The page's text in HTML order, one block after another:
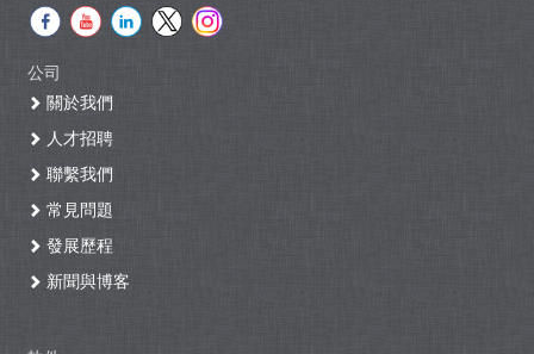
公司
關於我們
人才招聘
聯繫我們
常見問題
發展歷程
新聞與博客